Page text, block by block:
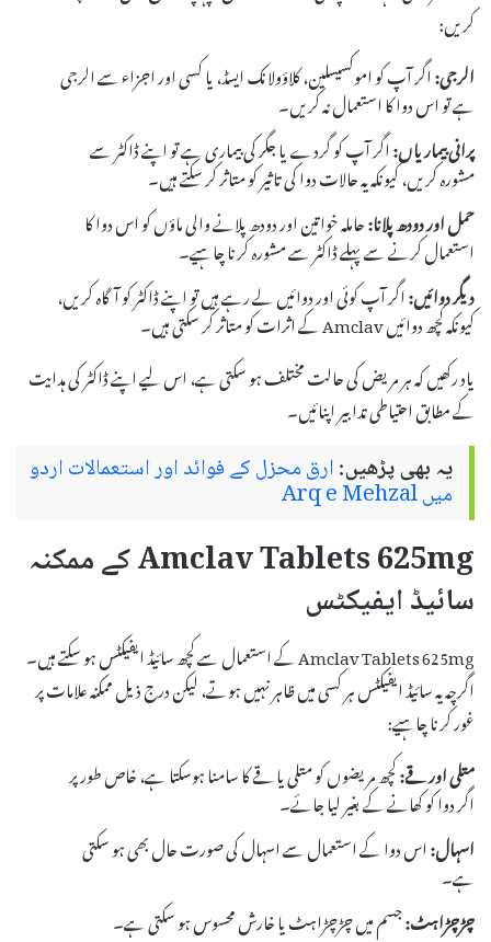
کریں:
الرجی:اگر آپ کو اموکسیسلین، کلاؤولانک ایسڈ، یا کسی اور اجزاء سے الرجی
ہے تو اس دوا کا استعمال نہ کریں۔
پرانی بیماریاں:اگر آپ کو گردے یا جگر کی بیماری ہے تو اپنے ڈاکٹر سے
مشورہ کریں، کیونکہ یہ حالات دوا کی تاثیر کو متاثر کر سکتے ہیں۔
حمل اور دودھ پلانا:حاملہ خواتین اور دودھ پلانے والی ماؤں کو اس دوا کا
استعمال کرنے سے پہلے ڈاکٹر سے مشورہ کرنا چاہیے۔
دیگر دوائیں:اگر آپ کوئی اور دوائیں لے رہے ہیں تو اپنے ڈاکٹر کو آگاہ کریں،
کیونکہ کچھ دوائیں Amclav کے اثرات کو متاثر کر سکتی ہیں۔
یاد رکھیں کہ ہر مریض کی حالت مختلف ہو سکتی ہے، اس لیے اپنے ڈاکٹر کی ہدایت
کے مطابق احتیاطی تدابیر اپنائیں۔
یہ بھی پڑھیں:ارق محزل کے فوائد اور استعمالات اردو
میں Arq e Mehzal
Amclav Tablets 625mg کے ممکنہ
سائیڈ ایفیکٹس
Amclav Tablets 625mg کے استعمال سے کچھ سائیڈ ایفیکٹس ہو سکتے ہیں۔
اگرچہ یہ سائیڈ ایفیکٹس ہر کسی میں ظاہر نہیں ہوتے، لیکن درج ذیل ممکنہ علامات پر
غور کرنا چاہیے:
متلی اور قے:کچھ مریضوں کو متلی یا قے کا سامنا ہوسکتا ہے، خاص طور پر
اگر دوا کو کھانے کے بغیر لیا جائے۔
اسہال:اس دوا کے استعمال سے اسہال کی صورت حال بھی ہو سکتی
ہے۔
چڑچڑاہٹ:جسم میں چڑچڑاہٹ یا خارش محسوس ہو سکتی ہے۔